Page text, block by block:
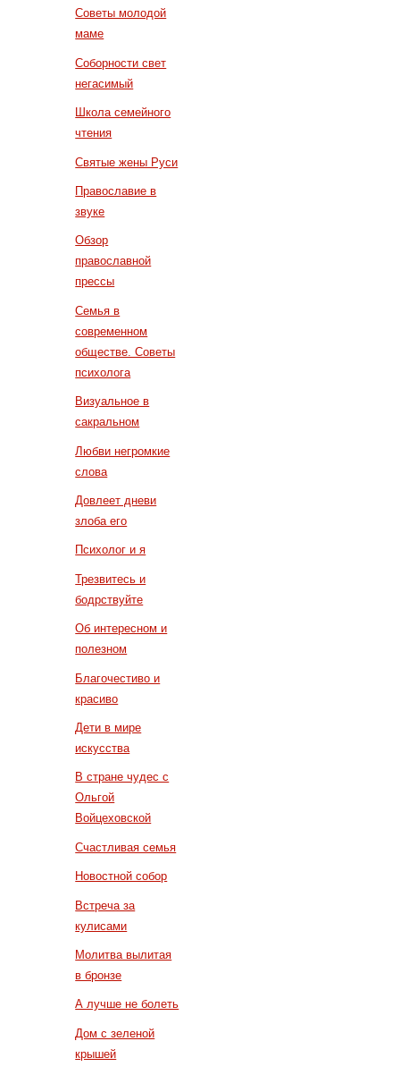
Советы молодой
маме
Соборности свет
негасимый
Школа семейного
чтения
Святые жены Руси
Православие в
звуке
Обзор
православной
прессы
Семья в
современном
обществе. Советы
психолога
Визуальное в
сакральном
Любви негромкие
слова
Довлеет дневи
злоба его
Психолог и я
Трезвитесь и
бодрствуйте
Об интересном и
полезном
Благочестиво и
красиво
Дети в мире
искусства
В стране чудес с
Ольгой
Войцеховской
Счастливая семья
Новостной собор
Встреча за
кулисами
Молитва вылитая
в бронзе
А лучше не болеть
Дом с зеленой
крышей